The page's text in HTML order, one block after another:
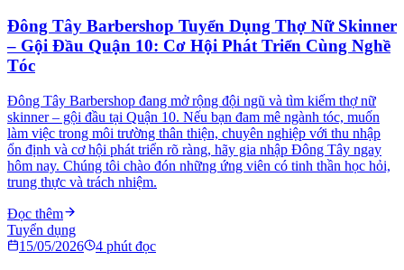
Đông Tây Barbershop Tuyển Dụng Thợ Nữ Skinner
– Gội Đầu Quận 10: Cơ Hội Phát Triển Cùng Nghề
Tóc
Đông Tây Barbershop đang mở rộng đội ngũ và tìm kiếm thợ nữ
skinner – gội đầu tại Quận 10. Nếu bạn đam mê ngành tóc, muốn
làm việc trong môi trường thân thiện, chuyên nghiệp với thu nhập
ổn định và cơ hội phát triển rõ ràng, hãy gia nhập Đông Tây ngay
hôm nay. Chúng tôi chào đón những ứng viên có tinh thần học hỏi,
trung thực và trách nhiệm.
Đọc thêm
Tuyển dụng
15/05/2026
4 phút đọc